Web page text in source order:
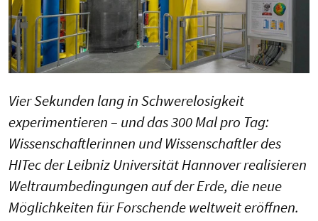
Vier Sekunden lang in Schwerelosigkeit
experimentieren – und das 300 Mal pro Tag:
Wissenschaftlerinnen und Wissenschaftler des
HITec der Leibniz Universität Hannover realisieren
Weltraumbedingungen auf der Erde, die neue
Möglichkeiten für Forschende weltweit eröffnen.